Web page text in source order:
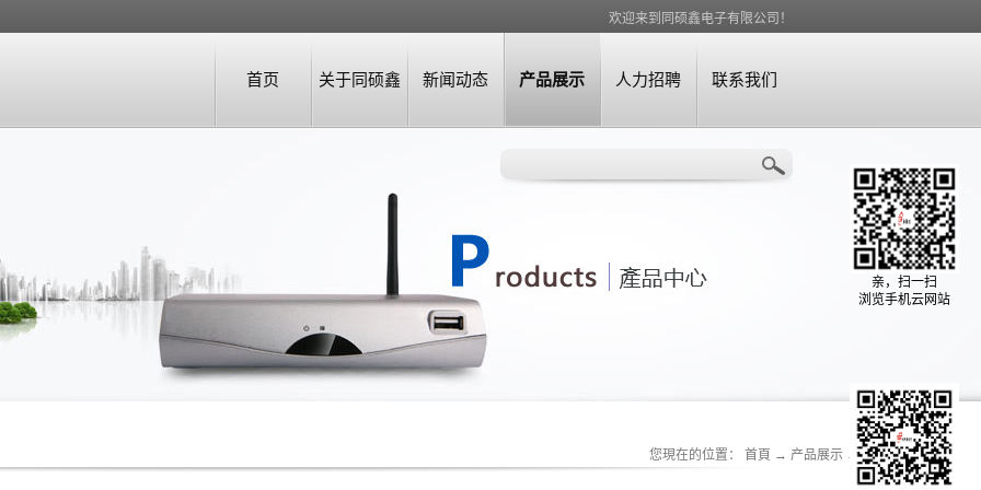
欢迎来到同硕鑫电子有限公司！
首页 关于同硕鑫 新闻动态 产品展示 人力招聘 联系我们
您現在的位置： 首頁 → 产品展示 →
亲，扫一扫
浏览手机云网站